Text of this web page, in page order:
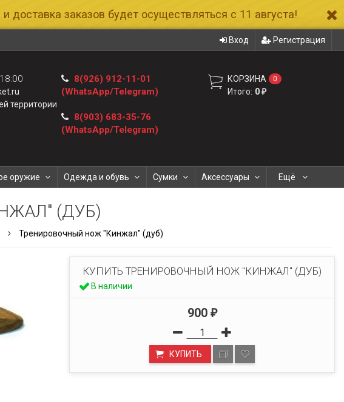
заказов будет осуществляться с 11 августа!
Вход Регистрация
территории
8(926) 912-11-01
(WhatsApp/Telegram)
8(903) 683-35-76
(WhatsApp/Telegram)
КОРЗИНА 0
Итого: 0₽
оружие Одежда и обувь Сумки Аксессуары Ещё
(ДУБ)
Тренировочный нож "Кинжал" (дуб)
КУПИТЬ ТРЕНИРОВОЧНЫЙ НОЖ "КИНЖАЛ" (ДУБ)
В наличии
900 ₽
КУПИТЬ